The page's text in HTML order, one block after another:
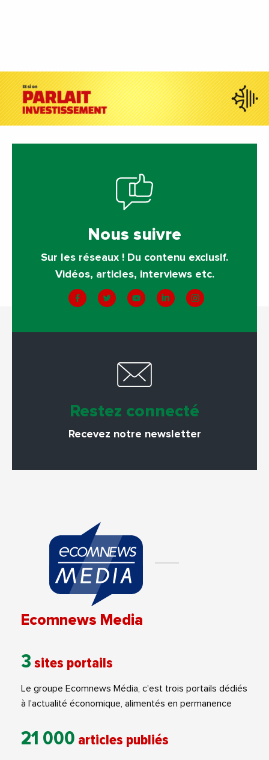
Nous suivre
Sur les réseaux ! Du contenu exclusif.
Vidéos, articles, interviews etc.
Restez connecté
Recevez notre newsletter
Ecomnews Media
3 sites portails
Le groupe Ecomnews Média, c'est trois portails dédiés
à l'actualité économique, alimentés en permanence
21 000 articles publiés